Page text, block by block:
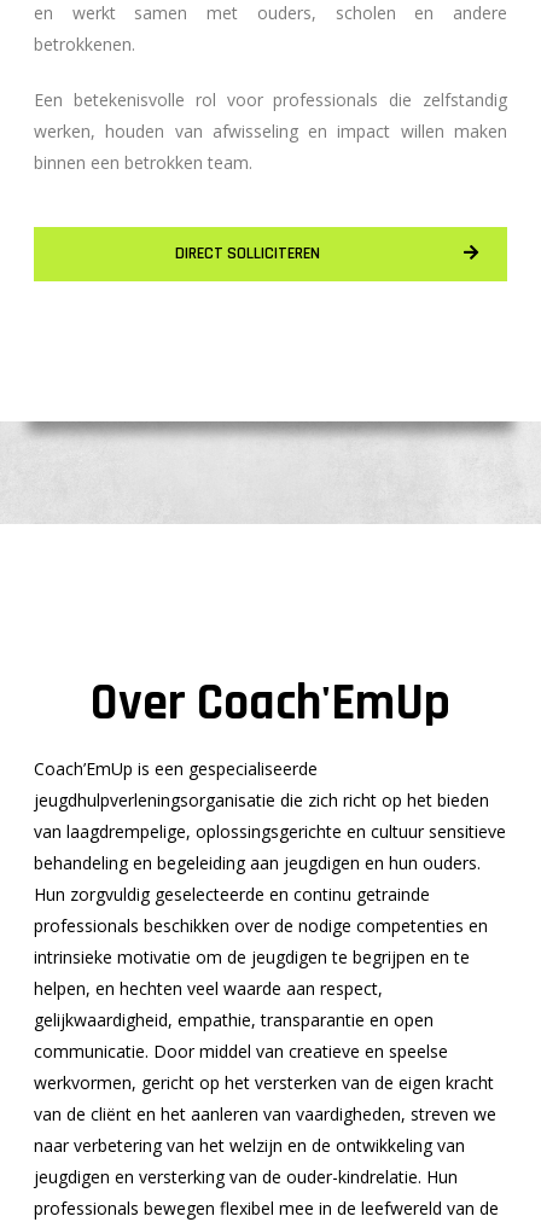
en werkt samen met ouders, scholen en andere
betrokkenen.
Een betekenisvolle rol voor professionals die zelfstandig
werken, houden van afwisseling en impact willen maken
binnen een betrokken team.
DIRECT SOLLICITEREN
Over Coach'EmUp
Coach’EmUp is een gespecialiseerde
jeugdhulpverleningsorganisatie die zich richt op het bieden
van laagdrempelige, oplossingsgerichte en cultuur sensitieve
behandeling en begeleiding aan jeugdigen en hun ouders.
Hun zorgvuldig geselecteerde en continu getrainde
professionals beschikken over de nodige competenties en
intrinsieke motivatie om de jeugdigen te begrijpen en te
helpen, en hechten veel waarde aan respect,
gelijkwaardigheid, empathie, transparantie en open
communicatie. Door middel van creatieve en speelse
werkvormen, gericht op het versterken van de eigen kracht
van de cliënt en het aanleren van vaardigheden, streven we
naar verbetering van het welzijn en de ontwikkeling van
jeugdigen en versterking van de ouder-kindrelatie. Hun
professionals bewegen flexibel mee in de leefwereld van de